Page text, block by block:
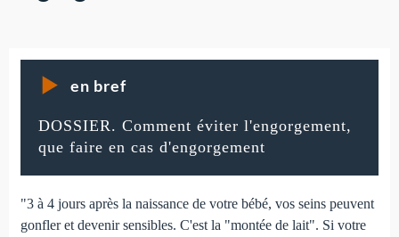
en bref
DOSSIER. Comment éviter l'engorgement,
que faire en cas d'engorgement
"3 à 4 jours après la naissance de votre bébé, vos seins peuvent
gonfler et devenir sensibles. C'est la "montée de lait". Si votre